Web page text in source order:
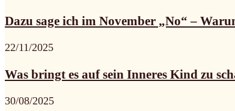
Dazu sage ich im November „No“ –
22/11/2025
Was bringt es auf sein Inneres Kind zu
30/08/2025